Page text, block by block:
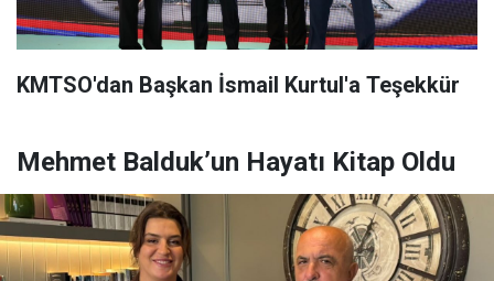
KMTSO'dan Başkan İsmail Kurtul'a Teşekkür
Mehmet Balduk’un Hayatı Kitap Oldu